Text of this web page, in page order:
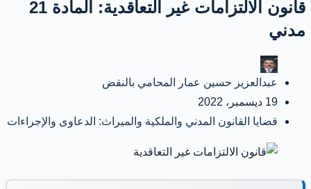
قانون الالتزامات غير التعاقدية: المادة 21
مدني
عبدالعزيز حسين عمار المحامي بالنقض
19 ديسمبر، 2022
قضايا القانون المدني والملكية والميراث: الدعاوى والإجراءات